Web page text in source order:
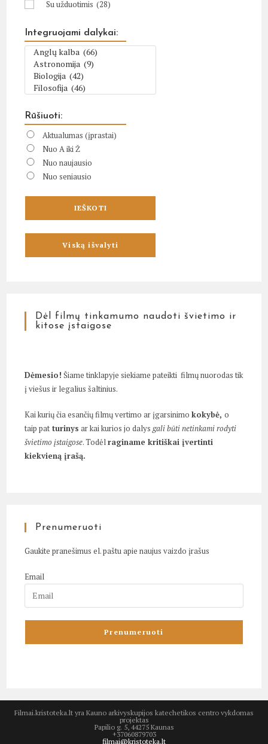
Su užduotimis (28)
Integruojami dalykai:
Rūšiuoti:
Aktualumas (įprastai)
Nuo A iki Ž
Nuo naujausio
Nuo seniausio
Dėl filmų tinkamumo naudoti švietimo ir
kitose įstaigose
Dėmesio! Šiame tinklapyje siekiame pateikti filmų nuorodas tik
į viešus ir legalius šaltinius.
Kai kurių čia esančių filmų vertimo ar įgarsinimokokybė,o
taip pat turinys ar kai kurios jo dalys gali būti netinkami rodyti
švietimo įstaigose. Todėlraginame kritiškai įvertinti
kiekvieną įrašą.
Prenumeruoti
Gaukite pranešimus el. paštu apie naujus vaizdo įrašus
Email
Filmai.kristoteka.lt yra Kauno arkivyskupijos katechetikos centro vykdomas
projektas
Papilio g. 5, 44275 Kaunas
+37060879703
filmai@kristoteka.lt